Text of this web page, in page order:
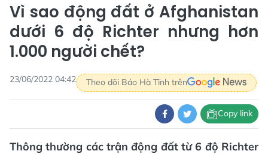
Vì sao động đất ở Afghanistan
dưới 6 độ Richter nhưng hơn
1.000 người chết?
23/06/2022 04:42 Theo dõi Báo Hà Tĩnh trên
Copy link
Thông thường các trận động đất từ 6 độ Richter